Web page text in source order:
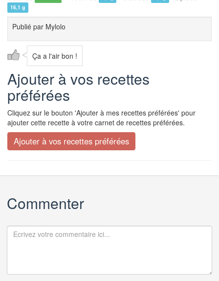
16,1 g
Publié par Mylolo
Ça a l'air bon !
Ajouter à vos recettes
préférées
Cliquez sur le bouton 'Ajouter à mes recettes préférées' pour
ajouter cette recette à votre carnet de recettes préférées.
Commenter